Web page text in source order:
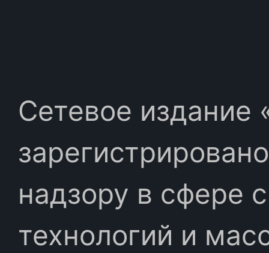
Сетевое издание
надзору в сфере
технологий и